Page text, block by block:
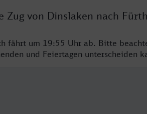
von Dinslaken nach
fährt um 19:55 Uhr ab. Bitte
und Feiertagen unterscheiden